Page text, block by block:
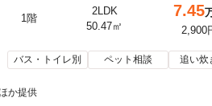
1階
2LDK
50.47㎡
7.45
2,900
バス・トイレ別 ペット相談 追い炊
か提供